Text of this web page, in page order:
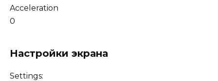
Acceleration
0
Настройки экрана
Settings: